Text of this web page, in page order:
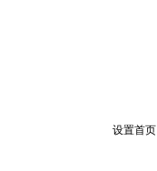
设置首页